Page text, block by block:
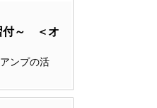
付～ ＜オ
ンプの活